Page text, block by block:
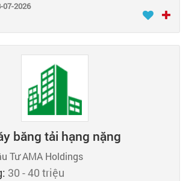
07-2026
băng tải hạng nặng
Tư AMA Holdings
30 - 40 triệu